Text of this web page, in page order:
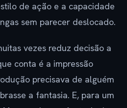
de ação e a capacidade
sem parecer deslocado.
vezes reduz decisão a
conta é a impressão
precisava de alguém
a fantasia. E, para um